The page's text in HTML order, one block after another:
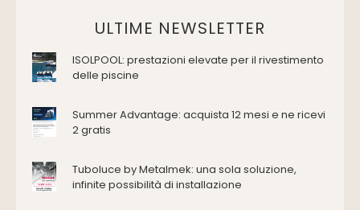
Domotica Ed Impianti Elettrici
Edilizia
Antincendio e sicurezza
Attrezzature manuali
Cappe d'aspirazione
Consolidamento
ULTIME NEWSLETTER
ISOLPOOL: prestazioni elevate per il rivestimento
delle piscine
Summer Advantage: acquista 12 mesi e ne ricevi
2 gratis
Tuboluce by Metalmek: una sola soluzione,
infinite possibilità di installazione